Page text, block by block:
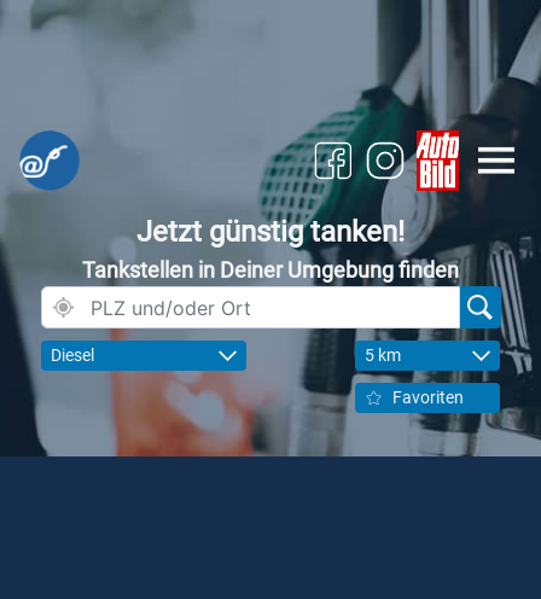
Jetzt günstig tanken!
Tankstellen in Deiner Umgebung finden
Diesel 5 km
Favoriten